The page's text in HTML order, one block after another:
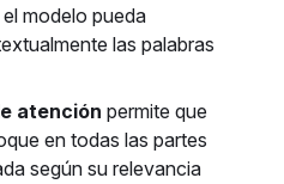
modelo pueda
las palabras
atención permite que
en todas las partes
según su relevancia